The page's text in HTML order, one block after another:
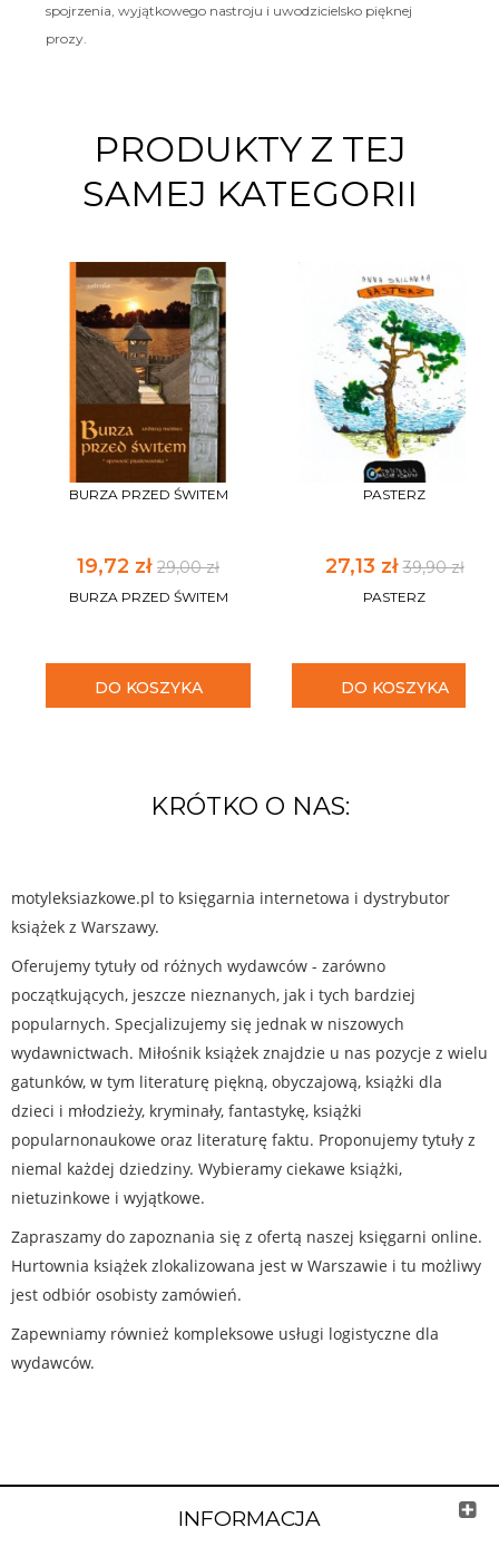
spojrzenia, wyjątkowego nastroju i uwodzicielsko pięknej
prozy.
PRODUKTY Z TEJ
SAMEJ KATEGORII
BURZA PRZED ŚWITEM
19,72 zł 29,00 zł
BURZA PRZED ŚWITEM
DO KOSZYKA
PASTERZ
27,13 zł39,90 zł
PASTERZ
DO KOSZYKA
KRÓTKO O NAS:
motyleksiazkowe.pl to księgarnia internetowa i dystrybutor
książek z Warszawy.
Oferujemy tytuły od różnych wydawców - zarówno
początkujących, jeszcze nieznanych, jak i tych bardziej
popularnych. Specjalizujemy się jednak w niszowych
wydawnictwach. Miłośnik książek znajdzie u nas pozycje z wielu
gatunków, w tym literaturę piękną, obyczajową, książki dla
dzieci i młodzieży, kryminały, fantastykę, książki
popularnonaukowe oraz literaturę faktu. Proponujemy tytuły z
niemal każdej dziedziny. Wybieramy ciekawe książki,
nietuzinkowe i wyjątkowe.
Zapraszamy do zapoznania się z ofertą naszej księgarni online.
Hurtownia książek zlokalizowana jest w Warszawie i tu możliwy
jest odbiór osobisty zamówień.
Zapewniamy również kompleksowe usługi logistyczne dla
wydawców.
INFORMACJA